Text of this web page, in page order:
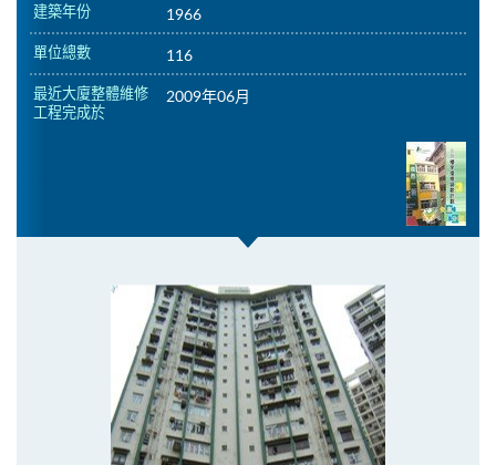
建築年份 1966
單位總數 116
最近大廈整體維修
工程完成於
2009年06月